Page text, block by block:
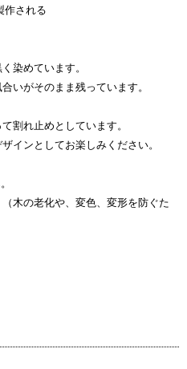
作される
染めています。
いがそのまま残っています。
割れ止めとしています。
インとしてお楽しみください。
木の老化や、変色、変形を防ぐた